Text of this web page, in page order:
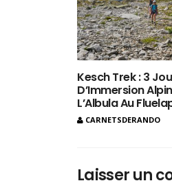
Kesch Trek : 3
D’Immersion
L’Albula Au
CARNETSDERANDO
Laisser un